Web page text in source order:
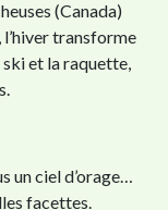
(Canada)
l’hiver transforme
et la raquette,
un ciel d’orage…
facettes.